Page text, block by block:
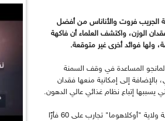
الجريب فروت والأناناس من أفضل
الوزن، واكتشف العلماء أن فاكهة
ولها فوائد أخرى غير متوقعة.
المانجو المساعدة في وقف السمنة
بالإضافة إلى إمكانية منعها فقدان
يسببها إتباع نظام غذائي عالي الدهون.
وأجرى الباحثون في جامعة ولاية "أوكلاهوما" تجارب على 60 فأرًا